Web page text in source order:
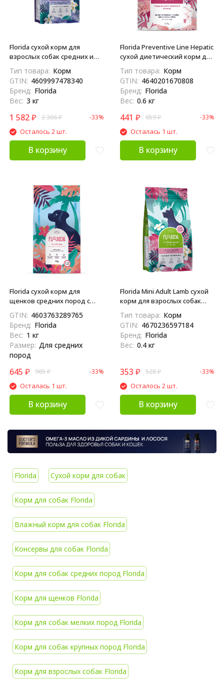
Florida сухой корм для
взрослых собак средних и
ягненком и черникой - 3 кг
Тип товара: Корм
GTIN: 4609997478340
Бренд: Florida
Вес: 3 кг
1 582₽ 2 366₽ -33%
Осталось 2 шт.
В корзину
Florida Preventive Line Hepatic
сухой диетический корм для
заболеваниях печени - 600 г
Тип товара: Корм
GTIN: 4640201670808
Бренд: Florida
Вес: 0.6 кг
441 ₽ 659₽ -33%
Осталась 1 шт.
В корзину
Florida сухой корм для
щенков средних пород с
GTIN: 4603763289765
Бренд: Florida
Вес: 1 кг
Размер: Для средних
пород
645 ₽ 965₽ -33%
Осталась 1 шт.
В корзину
Florida Mini Adult Lamb сухой
корм для взрослых собак
грушей - 400 г
Тип товара: Корм
GTIN: 4670236597184
Бренд: Florida
Вес: 0.4 кг
353 ₽ 528₽ -33%
Осталось 2 шт.
В корзину
Florida Сухой корм для собак
Корм для собак Florida
Влажный корм для собак Florida
Консервы для собак Florida
Корм для собак средних пород Florida
Корм для щенков Florida
Корм для собак мелких пород Florida
Корм для собак крупных пород Florida
Корм для взрослых собак Florida